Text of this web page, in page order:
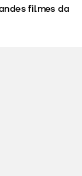
filmes da